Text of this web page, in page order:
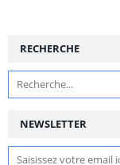
NEWSLETTER
RECHERCHE